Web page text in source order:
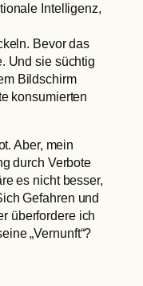
Intelligenz,
Bevor das
Und sie süchtig
Bildschirm
konsumierten
Aber, mein
durch Verbote
es nicht besser,
Gefahren und
überfordere ich
„Vernunft“?